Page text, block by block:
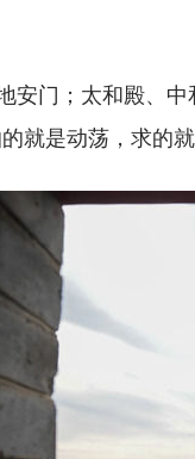
门；太和殿、中
是动荡，求的就